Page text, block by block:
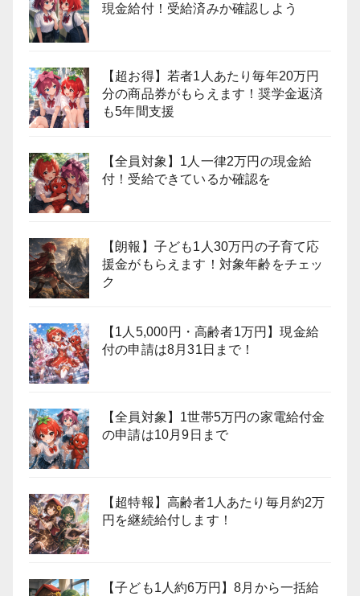
現金給付！受給済みか確認しよう
【超お得】若者1人あたり毎年20万円
分の商品券がもらえます！奨学金返済
も5年間支援
【全員対象】1人一律2万円の現金給
付！受給できているか確認を
【朗報】子ども1人30万円の子育て応
援金がもらえます！対象年齢をチェッ
ク
【1人5,000円・高齢者1万円】現金給
付の申請は8月31日まで！
【全員対象】1世帯5万円の家電給付金
の申請は10月9日まで
【超特報】高齢者1人あたり毎月約2万
円を継続給付します！
【子ども1人約6万円】8月から一括給